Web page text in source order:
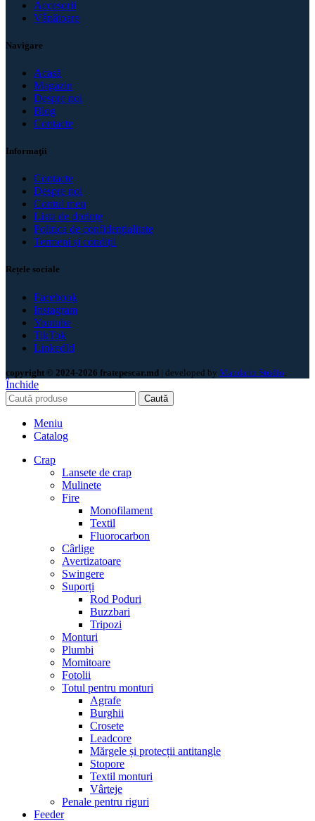
Accesorii
Vânătoare
Navigare
Acasă
Magazin
Despre noi
Blog
Contacte
Informaţii
Contacte
Despre noi
Contul meu
Lista de dorințe
Politica de confidenţialitate
Termeni și condiții
Rețele sociale
Facebook
Instagram
Youtube
TikTok
LinkedId
copyright © 2024-2026 fratepescar.md | developed by Mandarin Studio
Închide
Caută
Meniu
Catalog
Crap
Lansete de crap
Mulinete
Fire
Monofilament
Textil
Fluorocarbon
Cârlige
Avertizatoare
Swingere
Suporți
Rod Poduri
Buzzbari
Tripozi
Monturi
Plumbi
Momitoare
Fotolii
Totul pentru monturi
Agrafe
Burghii
Crosete
Leadcore
Mărgele și protecții antitangle
Stopore
Textil monturi
Vârteje
Penale pentru riguri
Feeder